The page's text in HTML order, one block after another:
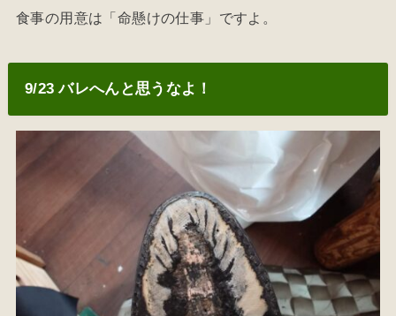
食事の用意は「命懸けの仕事」ですよ。
9/23 バレへんと思うなよ！